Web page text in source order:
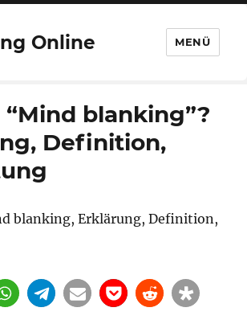
Online MENÜ
“Mind blanking”?
Definition,